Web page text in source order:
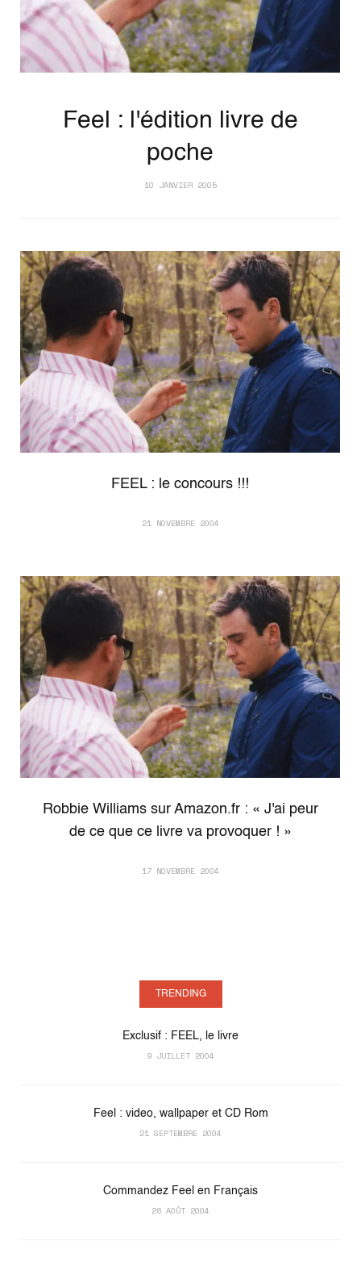
Feel : l'édition livre de
poche
10 JANVIER 2005
FEEL : le concours !!!
21 NOVEMBRE 2004
Robbie Williams sur Amazon.fr : « J'ai peur
de ce que ce livre va provoquer ! »
17 NOVEMBRE 2004
TRENDING
Exclusif : FEEL, le livre
9 JUILLET 2004
Feel : video, wallpaper et CD Rom
21 SEPTEMBRE 2004
Commandez Feel en Français
26 AOÛT 2004